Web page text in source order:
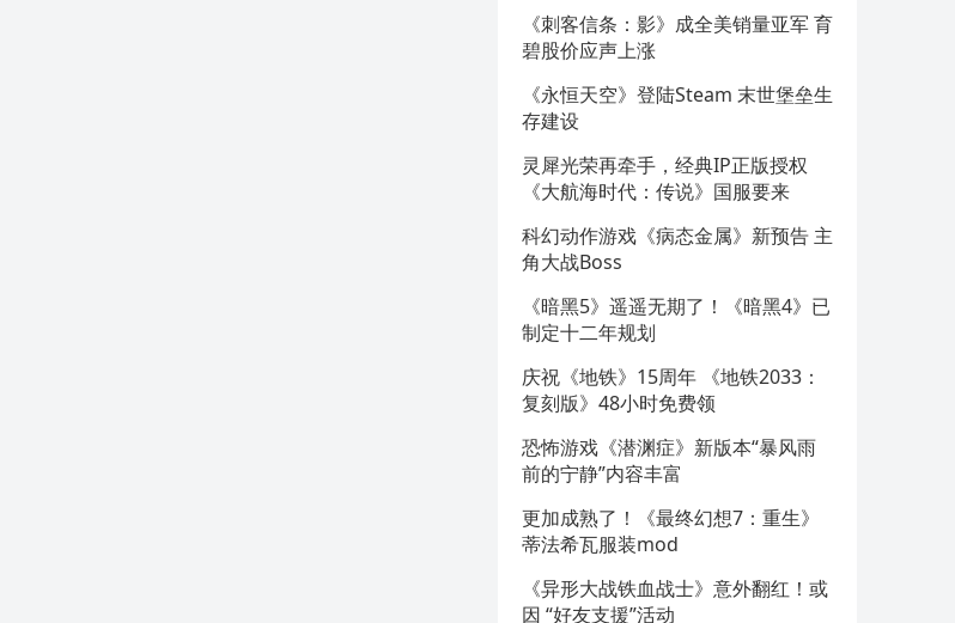
《刺客信条：影》成全美销量亚军 育
碧股价应声上涨
《永恒天空》登陆Steam 末世堡垒生
存建设
灵犀光荣再牵手，经典IP正版授权
《大航海时代：传说》国服要来
科幻动作游戏《病态金属》新预告 主
角大战Boss
《暗黑5》遥遥无期了！《暗黑4》已
制定十二年规划
庆祝《地铁》15周年 《地铁2033：
复刻版》48小时免费领
恐怖游戏《潜渊症》新版本“暴风雨
前的宁静”内容丰富
更加成熟了！《最终幻想7：重生》
蒂法希瓦服装mod
《异形大战铁血战士》意外翻红！或
因 “好友支援”活动